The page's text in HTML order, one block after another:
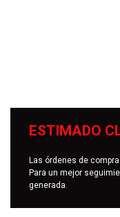
ESTIMADO
Las órdenes de
Para un mejor
generada.